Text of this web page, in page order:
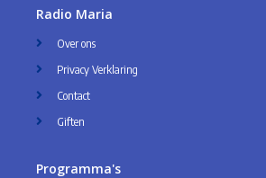
Radio Maria
Over ons
Privacy Verklaring
Contact
Giften
Programma's